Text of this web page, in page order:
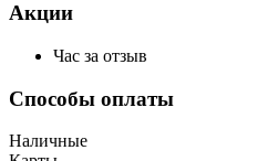
Акции
Час за отзыв
Способы оплаты
Наличные